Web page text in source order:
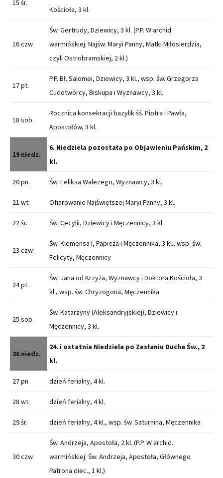
15 śr.
Kościoła, 3 kl.
16 czw.
Św. Gertrudy, Dziewicy, 3 kl. (P.P. W archid.
warmińskiej: Najśw. Maryi Panny, Matki Miłosierdzia,
czyli Ostrobramskiej, 2 kl.)
17 pt.
P.P. Bł. Salomei, Dziewicy, 3 kl., wsp. św. Grzegorza
Cudotwórcy, Biskupa i Wyznawcy, 3 kl.
18 sob.
Rocznica konsekracji bazylik śś. Piotra i Pawła,
Apostołów, 3 kl.
19 niedz.
6. Niedziela pozostała po Objawieniu Pańskim, 2
kl.
20 pn. Św. Feliksa Walezego, Wyznawcy, 3 kl.
21 wt. Ofiarowanie Najświętszej Maryi Panny, 3 kl.
22 śr. Św. Cecylii, Dziewicy i Męczennicy, 3 kl.
23 czw.
Św. Klemensa I, Papieża i Męczennika, 3 kl., wsp. św.
Felicyty, Męczennicy
24 pt.
Św. Jana od Krzyża, Wyznawcy i Doktora Kościoła, 3
kl., wsp. św. Chryzogona, Męczennika
25 sob.
Św. Katarzyny (Aleksandryjskiej), Dziewicy i
Męczennicy, 3 kl.
26 niedz.
24. i ostatnia Niedziela po Zesłaniu Ducha Św., 2
kl.
27 pn. dzień ferialny, 4 kl.
28 wt. dzień ferialny, 4 kl.
29 śr. dzień ferialny, 4 kl., wsp. św. Saturnina, Męczennika
30 czw.
Św. Andrzeja, Apostoła, 2 kl. (P.P. W archid.
warmińskiej: Św. Andrzeja, Apostoła, Głównego
Patrona diec., 1 kl.)